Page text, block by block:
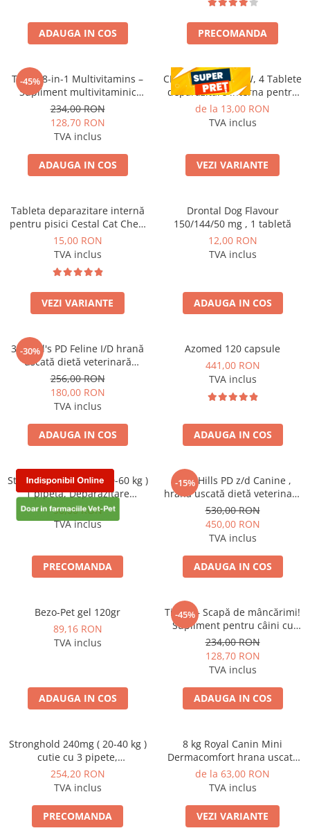
ADAUGA IN COS PRECOMANDA
-45%
Tipaw 8-in-1 Multivitamins –
Supliment multivitaminic
complet pentru câini, 60 de
comprimate masticabile moi,
Complex 8-în-1 cu vitamine,
minerale și nutrienți esențiali
pentru energie, imunitate și s
234,00 RON
128,70 RON
TVA inclus
ADAUGA IN COS
CESTAL PLUS CHEW, 4 Tablete
deparazitare interna pentru
caini
de la 13,00 RON
TVA inclus
VEZI VARIANTE
Tableta deparazitare internă
pentru pisici Cestal Cat Chew
2 comprimate
15,00 RON
TVA inclus
VEZI VARIANTE
Drontal Dog Flavour
150/144/50 mg , 1 tabletă
12,00 RON
TVA inclus
ADAUGA IN COS
-30%
3kg Hill's PD Feline I/D hrană
uscată dietă veterinară
pentru pisici cu probleme
digestive
256,00 RON
180,00 RON
TVA inclus
ADAUGA IN COS
Azomed 120 capsule
441,00 RON
TVA inclus
ADAUGA IN COS
Stronghold 360 mg ( 40-60 kg )
1 pipetă, Deparazitare
externa si interna pentru
caini
90,00 RON
TVA inclus
PRECOMANDA
-15%
10kg Hills PD z/d Canine ,
hrană uscată dietă veterinară
hipoalergenică pentru câini
530,00 RON
450,00 RON
TVA inclus
ADAUGA IN COS
Bezo-Pet gel 120gr
89,16 RON
TVA inclus
ADAUGA IN COS
-45%
Tipaw – Scapă de mâncărimi!
Supliment pentru câini cu
probleme de piele, 60 de
comprimate masticabile moi
234,00 RON
128,70 RON
TVA inclus
ADAUGA IN COS
Stronghold 240mg ( 20-40 kg )
cutie cu 3 pipete,
Deparazitare externa si
interna pentru caini
254,20 RON
TVA inclus
PRECOMANDA
8 kg Royal Canin Mini
Dermacomfort hrana uscata
caine pentru prevenirea
iritatiilor pielii
de la 63,00 RON
TVA inclus
VEZI VARIANTE